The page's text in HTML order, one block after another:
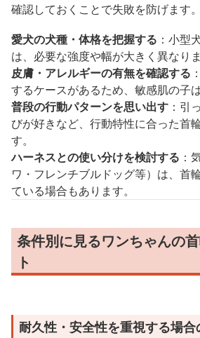
確認しておくことで失敗を防げます。
愛犬の犬種・体格を把握する ：小型
は、必要な強度や幅が大きく異なりま
皮膚・アレルギーの有無を確認する
するケースがあるため、敏感肌の子
普段の行動パターンを思い出す ：引
びが好きなど、行動特性に合った首
す。
ハーネスとの使い分けを検討する ：
ワ・フレンチブルドッグ等）は、首
ている場合もあります。
条件別に見るワンちゃんの
ト
耐久性・安全性を重視する場合